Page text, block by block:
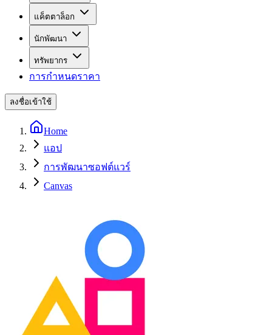
แค็ตตาล็อก
นักพัฒนา
ทรัพยากร
การกำหนดราคา
ลงชื่อเข้าใช้
Home
แอป
การพัฒนาซอฟต์แวร์
Canvas